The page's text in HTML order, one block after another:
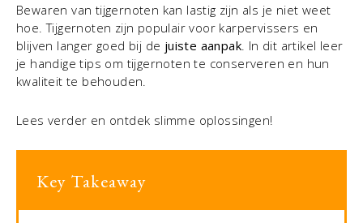
Bewaren van tijgernoten kan lastig zijn als je niet weet
hoe. Tijgernoten zijn populair voor karpervissers en
blijven langer goed bij de juiste aanpak . In dit artikel leer
je handige tips om tijgernoten te conserveren en hun
kwaliteit te behouden.
Lees verder en ontdek slimme oplossingen!
Key Takeaway